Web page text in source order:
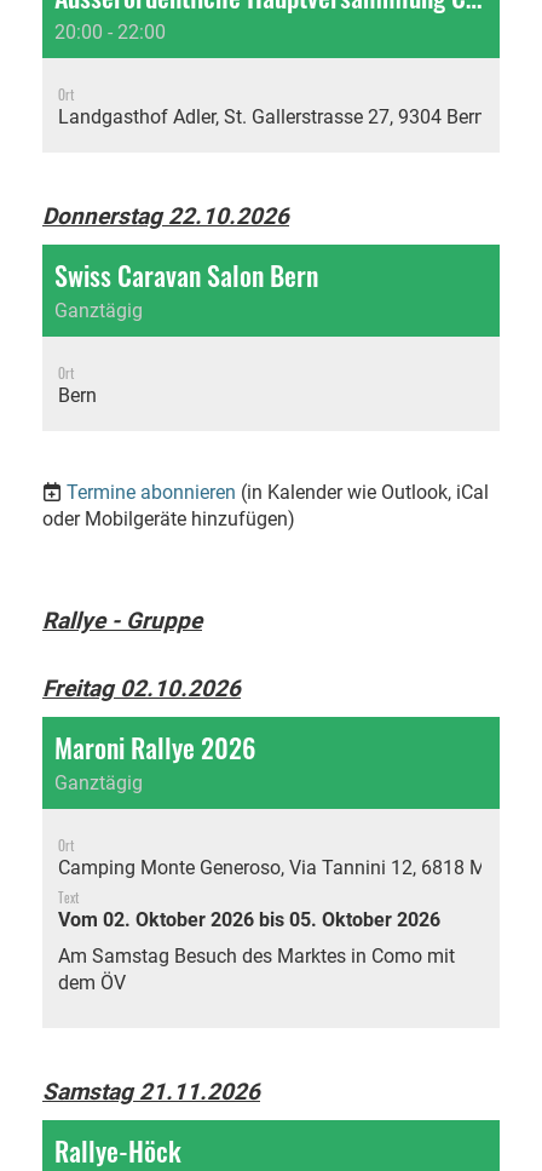
20:00 - 22:00
Ort
Landgasthof Adler, St. Gallerstrasse 27, 9304
Donnerstag 22.10.2026
Swiss Caravan Salon Bern
Ganztägig
Ort
Bern
Termine abonnieren (in Kalender wie Outlook, iCal
oder Mobilgeräte hinzufügen)
Rallye - Gruppe
Freitag 02.10.2026
Maroni Rallye 2026
Ganztägig
Ort
Camping Monte Generoso, Via Tannini 12, 6818 Melano
Text
Vom 02. Oktober 2026 bis 05. Oktober 2026
Am Samstag Besuch des Marktes in Como mit
dem ÖV
Samstag 21.11.2026
Rallye-Höck